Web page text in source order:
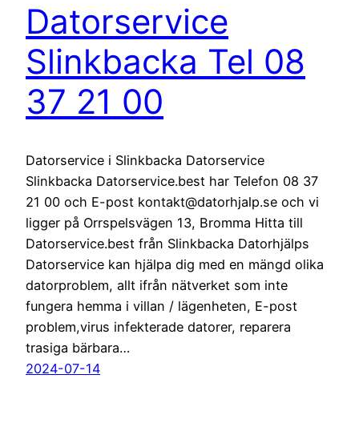
Datorservice
Slinkbacka Tel 08
37 21 00
Datorservice i Slinkbacka Datorservice
Slinkbacka Datorservice.best har Telefon 08 37
21 00 och E-post kontakt@datorhjalp.se och vi
ligger på Orrspelsvägen 13, Bromma Hitta till
Datorservice.best från Slinkbacka Datorhjälps
Datorservice kan hjälpa dig med en mängd olika
datorproblem, allt ifrån nätverket som inte
fungera hemma i villan / lägenheten, E-post
problem,virus infekterade datorer, reparera
trasiga bärbara…
2024-07-14